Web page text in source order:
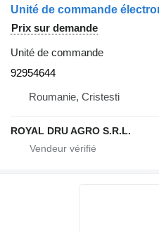
Prix sur demande
Unité de commande
92954644
Roumanie, Cristesti
ROYAL DRU AGRO S.R.L.